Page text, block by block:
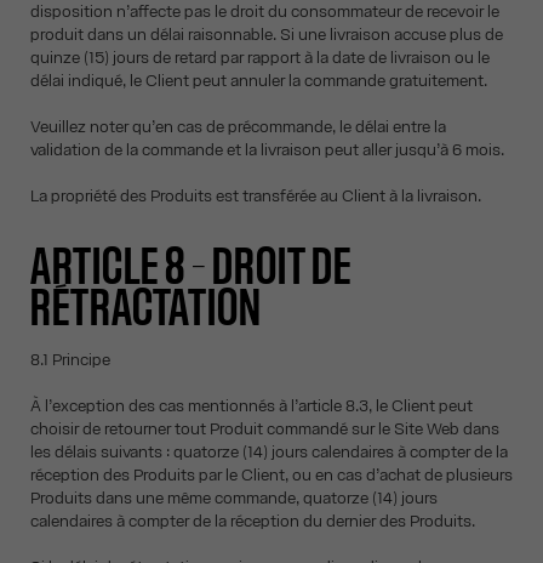
disposition n’affecte pas le droit du consommateur de recevoir le
produit dans un délai raisonnable. Si une livraison accuse plus de
quinze (15) jours de retard par rapport à la date de livraison ou le
délai indiqué, le Client peut annuler la commande gratuitement.
Veuillez noter qu’en cas de précommande, le délai entre la
validation de la commande et la livraison peut aller jusqu’à 6 mois.
La propriété des Produits est transférée au Client à la livraison.
ARTICLE 8 – DROIT DE
RÉTRACTATION
8.1 Principe
À l’exception des cas mentionnés à l’article 8.3, le Client peut
choisir de retourner tout Produit commandé sur le Site Web dans
les délais suivants : quatorze (14) jours calendaires à compter de la
réception des Produits par le Client, ou en cas d’achat de plusieurs
Produits dans une même commande, quatorze (14) jours
calendaires à compter de la réception du dernier des Produits.